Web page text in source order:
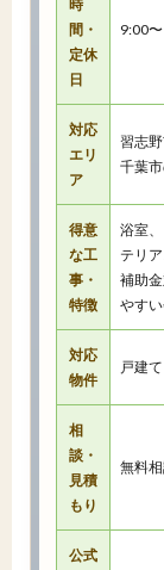
時
間・
定休
日
9:00
対応
エリ
ア
習志
千葉
得意
な工
事・
特徴
浴室
テリ
補助
やすい
対応
物件
戸建
相
談・
見積
もり
無料
公式